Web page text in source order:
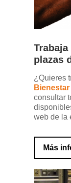
plazas
¿Quieres
consultar
web de la
Más